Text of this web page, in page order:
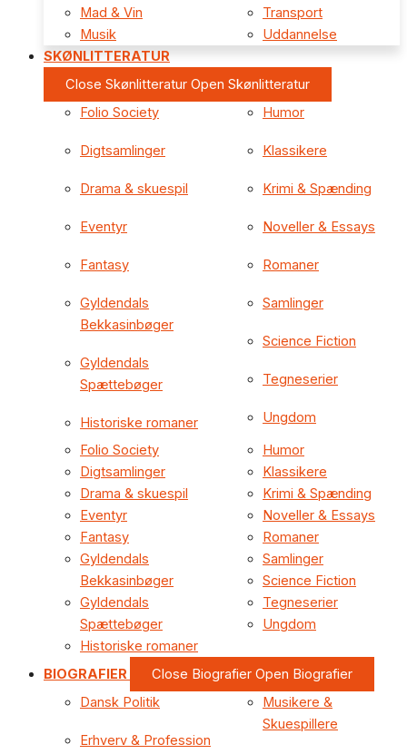
Mad & Vin
Musik
Transport
Uddannelse
SKØNLITTERATUR
Close Skønlitteratur Open Skønlitteratur
Folio Society
Digtsamlinger
Drama & skuespil
Eventyr
Fantasy
Gyldendals
Bekkasinbøger
Gyldendals
Spættebøger
Historiske romaner
Humor
Klassikere
Krimi & Spænding
Noveller & Essays
Romaner
Samlinger
Science Fiction
Tegneserier
Ungdom
Folio Society
Digtsamlinger
Drama & skuespil
Eventyr
Fantasy
Gyldendals
Bekkasinbøger
Gyldendals
Spættebøger
Historiske romaner
Humor
Klassikere
Krimi & Spænding
Noveller & Essays
Romaner
Samlinger
Science Fiction
Tegneserier
Ungdom
BIOGRAFIER Close Biografier Open Biografier
Dansk Politik
Erhverv & Profession
Musikere &
Skuespillere